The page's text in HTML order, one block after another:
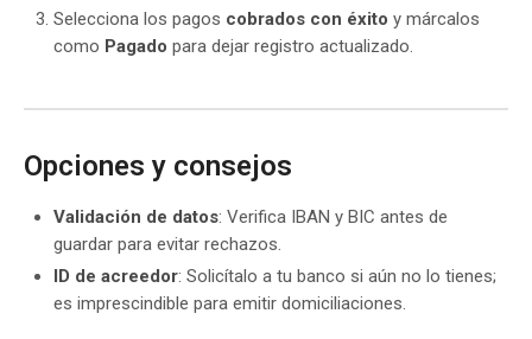
Selecciona los pagos cobrados con éxito y márcalos
como Pagado para dejar registro actualizado.
Opciones y consejos
Validación de datos: Verifica IBAN y BIC antes de
guardar para evitar rechazos.
ID de acreedor: Solicítalo a tu banco si aún no lo tienes;
es imprescindible para emitir domiciliaciones.